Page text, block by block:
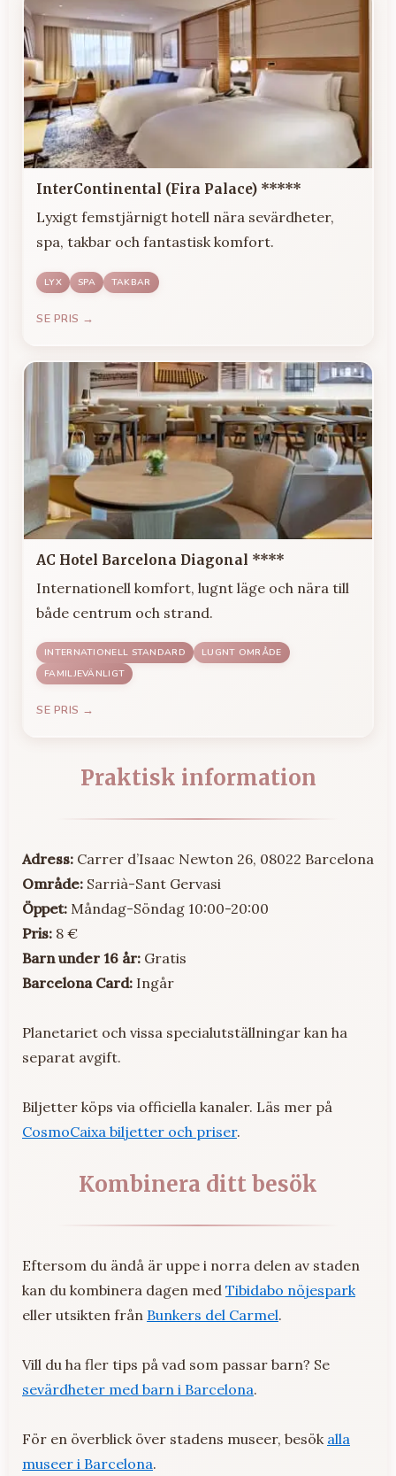
InterContinental (Fira Palace) *****
Lyxigt femstjärnigt hotell nära sevärdheter,
spa, takbar och fantastisk komfort.
LYX SPA TAKBAR
SE PRIS →
AC Hotel Barcelona Diagonal ****
Internationell komfort, lugnt läge och nära till
både centrum och strand.
INTERNATIONELL STANDARD
LUGNT OMRÅDE
FAMILJEVÄNLIGT
SE PRIS →
Praktisk information
Adress: Carrer d’Isaac Newton 26, 08022 Barcelona
Område: Sarrià-Sant Gervasi
Öppet: Måndag-Söndag 10:00-20:00
Pris: 8 €
Barn under 16 år: Gratis
Barcelona Card: Ingår
Planetariet och vissa specialutställningar kan ha
separat avgift.
Biljetter köps via officiella kanaler. Läs mer på
CosmoCaixa biljetter och priser.
Kombinera ditt besök
Eftersom du ändå är uppe i norra delen av staden
kan du kombinera dagen med Tibidabo nöjespark
eller utsikten från Bunkers del Carmel.
Vill du ha fler tips på vad som passar barn? Se
sevärdheter med barn i Barcelona.
För en överblick över stadens museer, besök alla
museer i Barcelona.